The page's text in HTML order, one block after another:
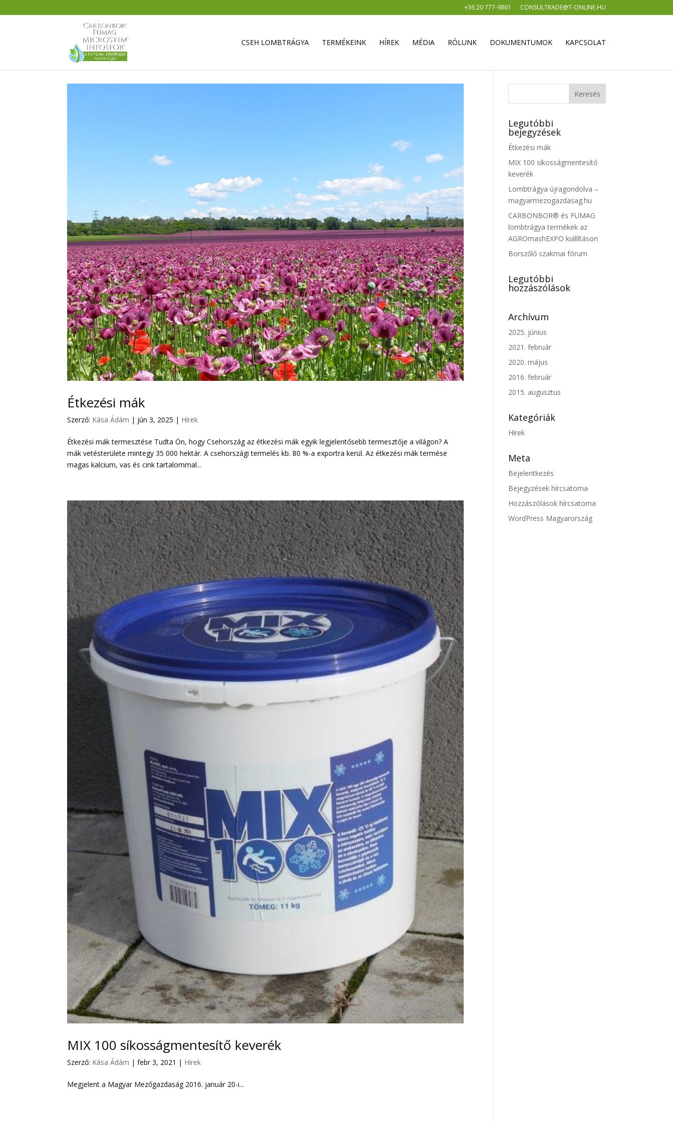
+36 20 777-9861 CONSULTRADE@T-ONLINE.HU
CSEH LOMBTRÁGYA TERMÉKEINK HÍREK MÉDIA RÓLUNK DOKUMENTUMOK KAPCSOLAT
Étkezési mák
Szerző: Kása Ádám | jún 3, 2025 | Hírek
Étkezési mák termesztése Tudta Ön, hogy Csehország az étkezési mák egyik legjelentősebb termesztője a világon? A
mák vetésterülete mintegy 35 000 hektár. A csehországi termelés kb. 80 %-a exportra kerül. Az étkezési mák termése
magas kalcium, vas és cink tartalommal...
MIX 100 síkosságmentesítő keverék
Szerző: Kása Ádám |febr 3, 2021 | Hírek
Megjelent a Magyar Mezőgazdaság 2016. január 20-i...
Legutóbbi
bejegyzések
Étkezési mák
MIX 100 síkosságmentesítő
keverék
Lombtrágya újragondolva –
magyarmezogazdasag.hu
CARBONBOR® és FUMAG
lombtrágya termékek az
AGROmashEXPO kiállításon
Borszőlő szakmai fórum
Legutóbbi
hozzászólások
Archívum
2025. június
2021. február
2020. május
2016. február
2015. augusztus
Kategóriák
Hírek
Meta
Bejelentkezés
Bejegyzések hírcsatorna
Hozzászólások hírcsatorna
WordPress Magyarország